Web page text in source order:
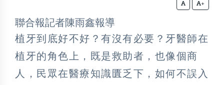
+
聯合報記者陳雨鑫報導
植牙到底好不好？有沒有必要？牙醫師在
植牙的角色上，既是救助者，也像個商
人，民眾在醫療知識匱乏下，如何不誤入